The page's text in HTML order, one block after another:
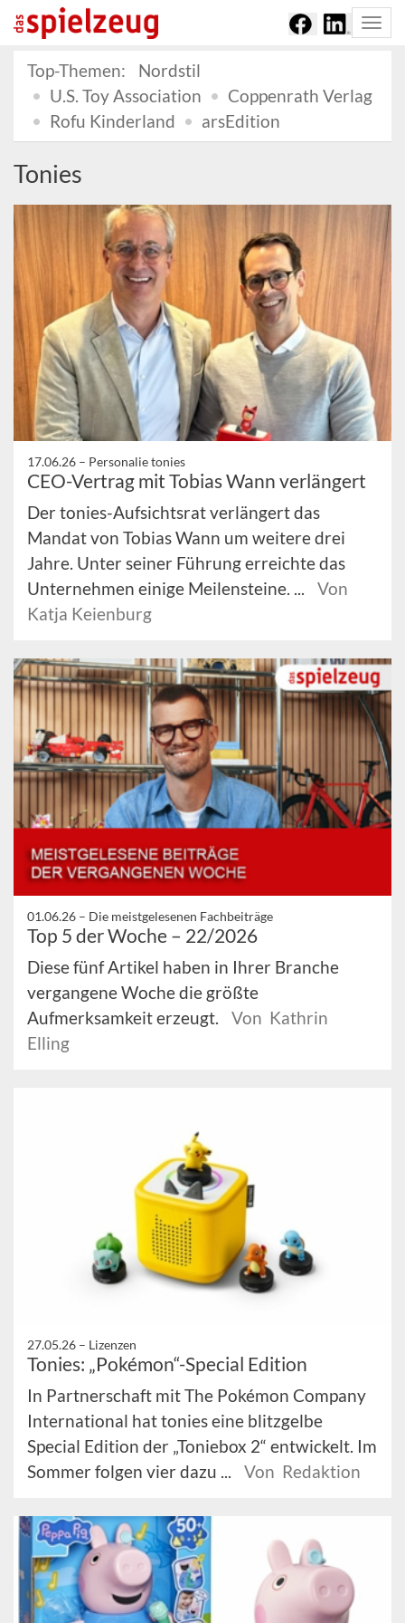
Top-Themen:
Nordstil
U.S. Toy Association
Coppenrath Verlag
Rofu Kinderland
arsEdition
Tonies
17.06.26 – Personalie tonies
CEO-Vertrag mit Tobias Wann verlängert
Der tonies-Aufsichtsrat verlängert das
Mandat von Tobias Wann um weitere drei
Jahre. Unter seiner Führung erreichte das
Unternehmen einige Meilensteine. ...
Von
Katja Keienburg
01.06.26 – Die meistgelesenen Fachbeiträge
Top 5 der Woche – 22/2026
Diese fünf Artikel haben in Ihrer Branche
vergangene Woche die größte
Aufmerksamkeit erzeugt.
Von Kathrin
Elling
27.05.26 – Lizenzen
Tonies: „Pokémon“-Special Edition
In Partnerschaft mit The Pokémon Company
International hat tonies eine blitzgelbe
Special Edition der „Toniebox 2“ entwickelt. Im
Sommer folgen vier dazu ...
Von Redaktion